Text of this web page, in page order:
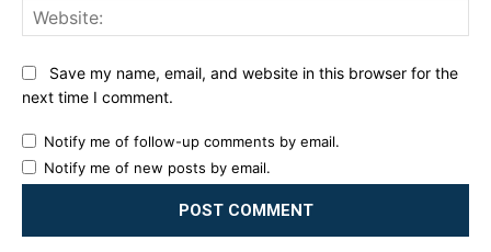
Save my name, email, and website in this browser for the
next time I comment.
Notify me of follow-up comments by email.
Notify me of new posts by email.